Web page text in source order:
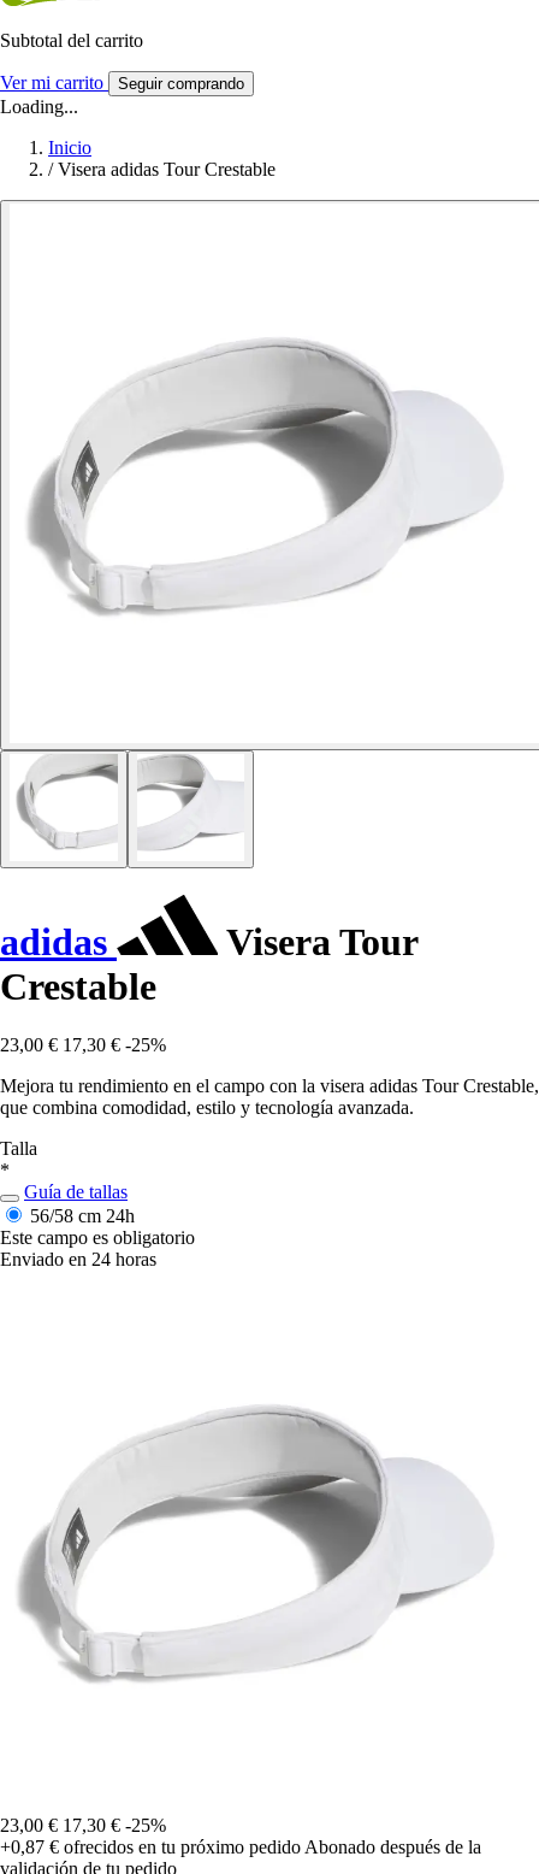
Subtotal del carrito
Ver mi carrito Seguir comprando
Loading...
Inicio
/ Visera adidas Tour Crestable
adidas
Visera Tour
Crestable
23,00 € 17,30 € -25%
Mejora tu rendimiento en el campo con la visera adidas Tour Crestable,
que combina comodidad, estilo y tecnología avanzada.
Talla
*
Guía de tallas
56/58 cm 24h
Este campo es obligatorio
Enviado en 24 horas
23,00 € 17,30 € -25%
+0,87 € ofrecidos en tu próximo pedido Abonado después de la
validación de tu pedido